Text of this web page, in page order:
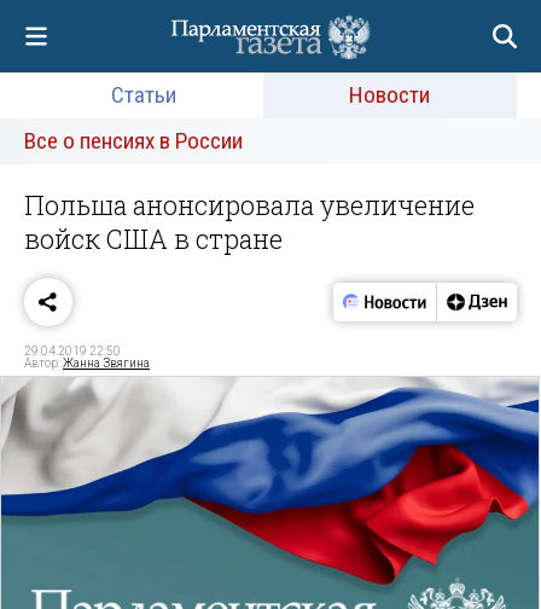
Статьи
Новости
Все о пенсиях в России
Польша анонсировала увеличение
войск США в стране
29.04.2019 22:50
Автор:Жанна Звягина